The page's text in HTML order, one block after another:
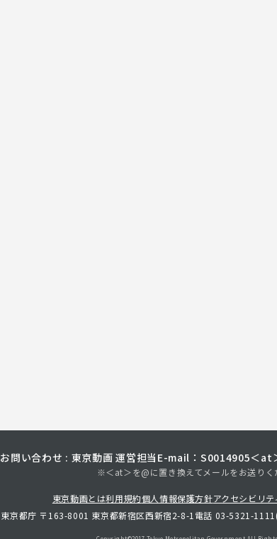
お問い合わせ : 東京動画 運営担当 E-mail：S0014905＜
※＜at＞を@に置き換えてメールをお送りく
東京動画とは利用規約個人情報保護方針アクセシビリテ
東京都庁 〒163-8001 東京都新宿区西新宿2-8-1 電話 03-5321-